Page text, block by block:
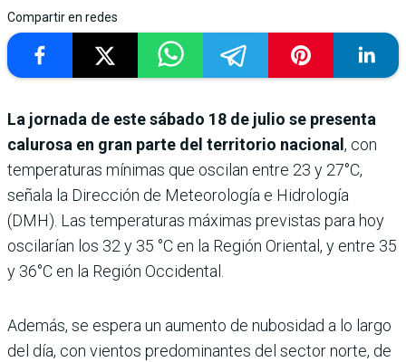
Compartir en redes
La jornada de este sábado 18 de julio se presenta
calurosa en gran parte del territorio nacional , con
temperaturas mínimas que oscilan entre 23 y 27°C,
señala la Dirección de Meteorología e Hidrología
(DMH). Las temperaturas máximas previstas para hoy
oscilarían los 32 y 35 °C en la Región Oriental, y entre 35
y 36°C en la Región Occidental.
Además, se espera un aumento de nubosidad a lo largo
del día, con vientos predominantes del sector norte, de